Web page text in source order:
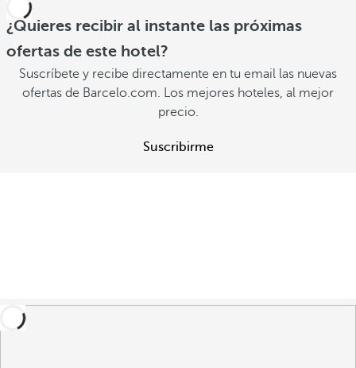
¿Quieres recibir al instante las próximas
ofertas de este hotel?
Suscríbete y recibe directamente en tu email las nuevas
ofertas de Barcelo.com. Los mejores hoteles, al mejor
precio.
Suscribirme